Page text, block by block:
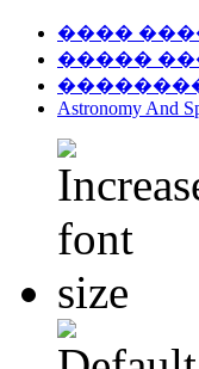
����
�����
Astronomy And